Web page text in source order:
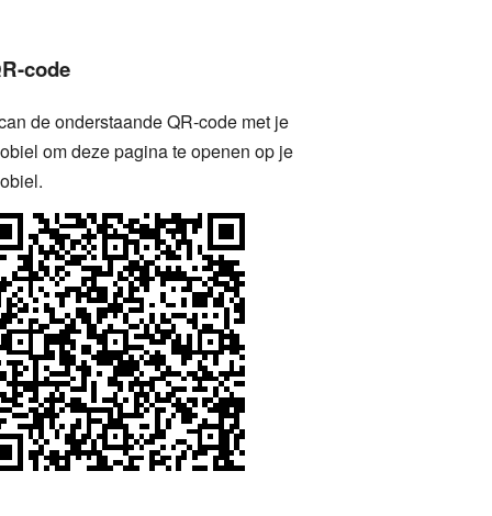
code
de onderstaande QR-code met je
om deze pagina te openen op je